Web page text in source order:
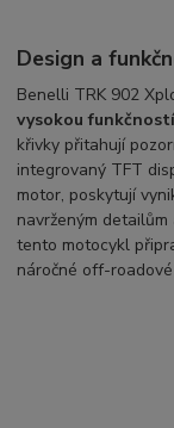
Design a
Benelli TRK 902
vysokou funkčností
křivky přitahují
integrovaný TFT
motor, poskytují
navrženým
tento motocykl
náročné off-roadové